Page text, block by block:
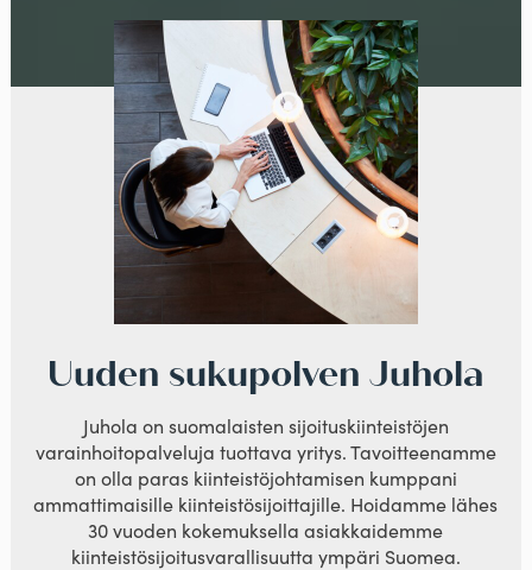
Uuden sukupolven Juhola
Juhola on suomalaisten sijoituskiinteistöjen
varainhoitopalveluja tuottava yritys. Tavoitteenamme
on olla paras kiinteistöjohtamisen kumppani
ammattimaisille kiinteistösijoittajille. Hoidamme lähes
30 vuoden kokemuksella asiakkaidemme
kiinteistösijoitusvarallisuutta ympäri Suomea.